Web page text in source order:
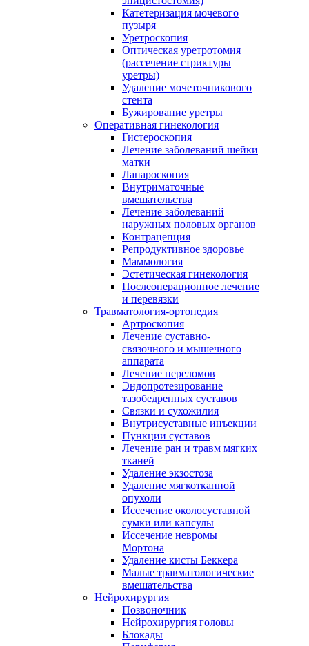
Катетеризация мочевого
пузыря
Уретроскопия
Оптическая уретротомия
(рассечение стриктуры
уретры)
Удаление мочеточникового
стента
Бужирование уретры
Оперативная гинекология
Гистероскопия
Лечение заболеваний шейки
матки
Лапароскопия
Внутриматочные
вмешательства
Лечение заболеваний
наружных половых органов
Контрацепция
Репродуктивное здоровье
Маммология
Эстетическая гинекология
Послеоперационное лечение
и перевязки
Травматология-ортопедия
Артроскопия
Лечение суставно-
связочного и мышечного
аппарата
Лечение переломов
Эндопротезирование
тазобедренных суставов
Связки и сухожилия
Внутрисуставные инъекции
Пункции суставов
Лечение ран и травм мягких
тканей
Удаление экзостоза
Удаление мягкотканной
опухоли
Иссечение околосуставной
сумки или капсулы
Иссечение невромы
Мортона
Удаление кисты Беккера
Малые травматологические
вмешательства
Нейрохирургия
Позвоночник
Нейрохирургия головы
Блокады